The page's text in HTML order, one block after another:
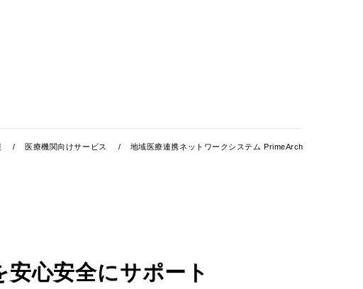
医療機関向けサービス 地域医療連携ネットワークシステム PrimeArch
心安全にサポート